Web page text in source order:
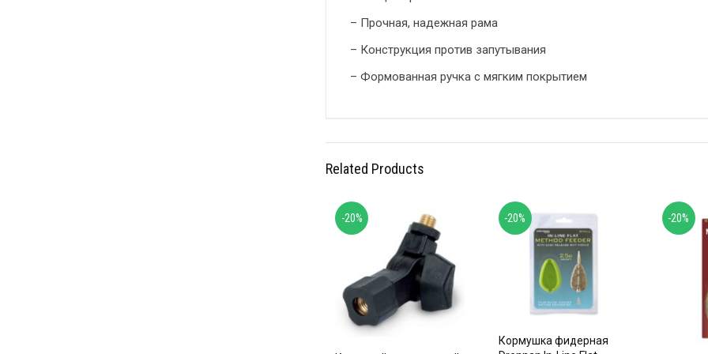
– Прочная, надежная рама
– Конструкция против запутывания
– Формованная ручка с мягким покрытием
Related Products
-20%
Кормушка фидерная
-20% -20%